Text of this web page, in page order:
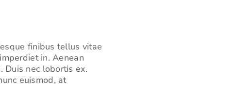
finibus tellus vitae
in. Aenean
Duis nec lobortis ex.
euismod, at